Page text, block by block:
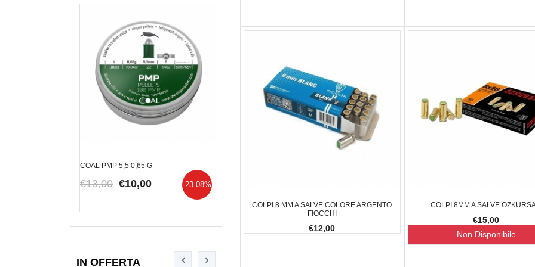
COAL PMP 5,5 0,65 G
-23.08%
€13,00 €10,00
IN OFFERTA
COLPI 8 MM A SALVE COLORE ARGENTO
FIOCCHI
€12,00
COLPI 8MM A SALVE
€15,00
Non Disponibile